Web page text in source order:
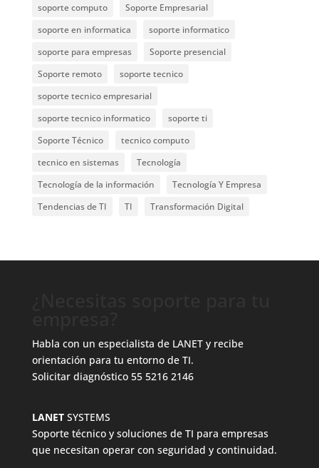
soporte computo
Soporte Empresarial
soporte en informatica
soporte informatico
soporte para empresas
Soporte presencial
Soporte remoto
soporte tecnico
soporte tecnico empresarial
soporte tecnico informatico
soporte ti
Soporte Técnico
tecnico computo
tecnico en sistemas
Tecnología
Tecnología de la información
Tecnología Y Empresa
Tendencias de TI
TI Transformación Digital
Habla con un especialista de LANET y recibe
orientación para tu entorno de TI.
Solicitar diagnóstico 55 5216 2146
LANET SYSTEMS
Soporte técnico y soluciones de TI para empresas
que necesitan operar con seguridad y continuidad.